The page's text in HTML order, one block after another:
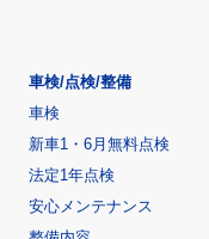
車検/点検/整備
車検
新車1・6月無料点検
法定1年点検
安心メンテナンス